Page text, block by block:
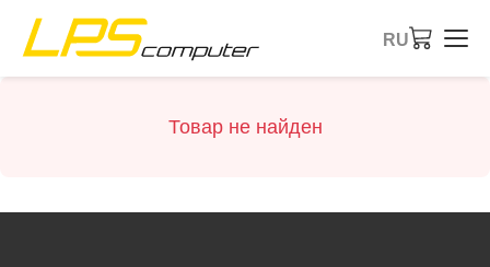
RU
Товар не найден